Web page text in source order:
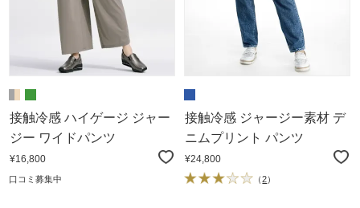
接触冷感 ハイゲージ ジャー
ジー ワイドパンツ
¥16,800
口コミ募集中
接触冷感 ジャージー素材 デ
ニムプリント パンツ
¥24,800
（2）